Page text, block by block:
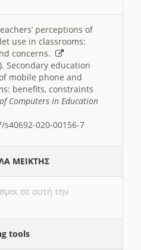
perceptions of
use in classrooms:
concerns.
Secondary education
mobile phone and
benefits, constraints
Computers in Education
020-00156-7
ΜΕΙΚΤΗΣ
σε αυτή την
tools